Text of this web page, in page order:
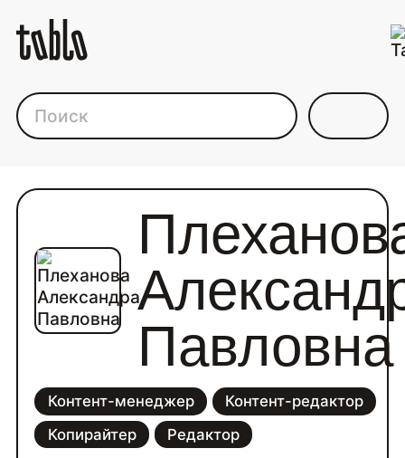
Каталог фрилансеров
Павловна
Контент-менеджер
Контент-редактор
Копирайтер
Редактор